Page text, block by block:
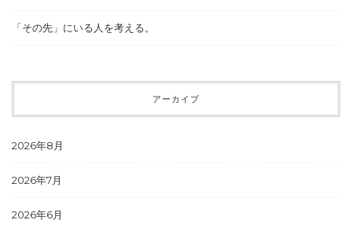
「その先」にいる人を考える。
アーカイブ
2026年8月
2026年7月
2026年6月